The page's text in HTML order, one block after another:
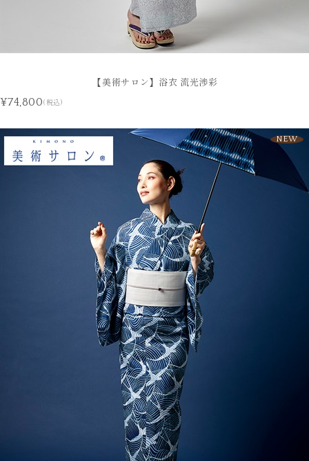
【美術サロン】浴衣 流光渉彩
¥74,800(税込)
NEW